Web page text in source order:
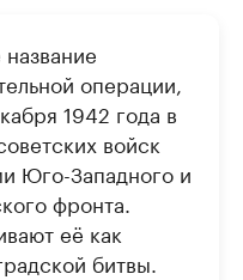
операции,
1942 года в
войск
Юго-Западного и
фронта.
её как
битвы.